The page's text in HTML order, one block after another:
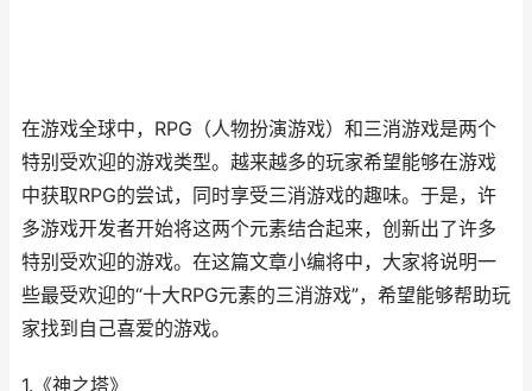
在游戏全球中，RPG（人物扮演游戏）和三消游戏是两个
特别受欢迎的游戏类型。越来越多的玩家希望能够在游戏
中获取RPG的尝试，同时享受三消游戏的趣味。于是，许
多游戏开发者开始将这两个元素结合起来，创新出了许多
特别受欢迎的游戏。在这篇文章小编将中，大家将说明一
些最受欢迎的“十大RPG元素的三消游戏”，希望能够帮助玩
家找到自己喜爱的游戏。
1.《神之塔》